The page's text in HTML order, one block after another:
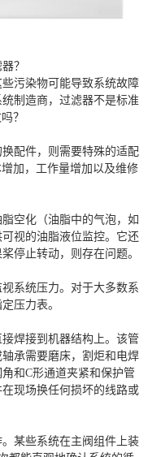
？
污染物可能导致系统故障
制造商，过滤器不是标准
？
配件，则需要特殊的适配
加，工作量增加以及维修
空化（油脂中的气泡，如
视的油脂液位监控。它还
停止转动，则存在问题。
系统压力。对于大多数系
压力表。
焊接到机器结构上。该管
承需要磨床，割炬和电焊
和C形通道夹紧和保护管
现场换任何损坏的线路或
某些系统在主阀组件上装